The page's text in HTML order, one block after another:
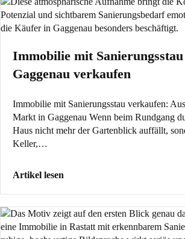
Immobilie mit
Gaggenau verkaufen
Immobilie mit Sanierungsstau verkaufen:
Markt in Gaggenau Wenn beim Rundgang
Haus nicht mehr der Gartenblick auffällt,
Keller,…
Artikel lesen